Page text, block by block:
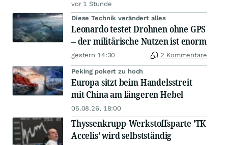
vor 1 Stunde
Diese Technik verändert alles
Leonardo testet Drohnen ohne GPS
– der militärische Nutzen ist enorm
gestern 14:30 2 Kommentare
Peking pokert zu hoch
Europa sitzt beim Handelsstreit
mit China am längeren Hebel
05.08.26, 18:00
Thyssenkrupp-Werkstoffsparte 'TK
Accelis' wird selbstständig